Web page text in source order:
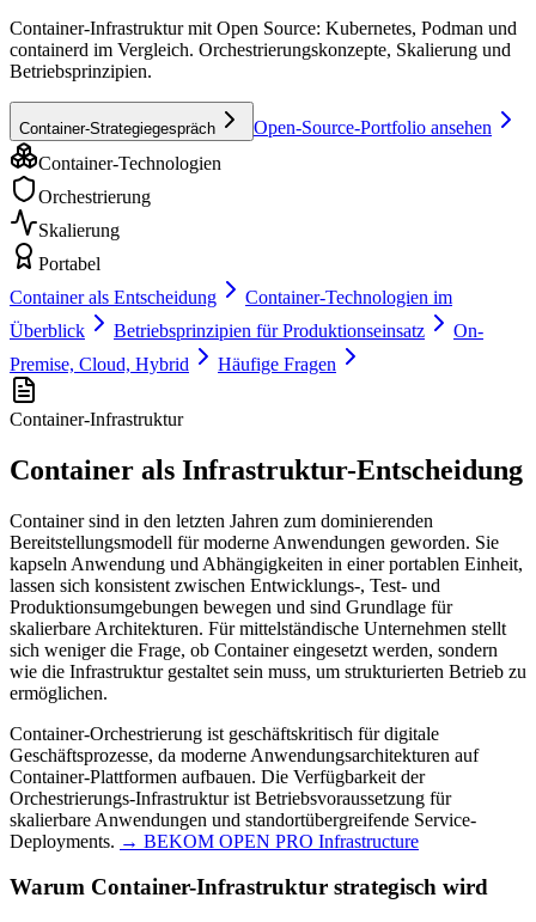
Container-Infrastruktur mit Open Source: Kubernetes, Podman und
containerd im Vergleich. Orchestrierungskonzepte, Skalierung und
Betriebsprinzipien.
Container-Strategiegespräch
Open-Source-Portfolio ansehen
Container-Technologien
Orchestrierung
Skalierung
Portabel
Container als Entscheidung
Container-Technologien im
Überblick
Betriebsprinzipien für Produktionseinsatz
On-
Premise, Cloud, Hybrid
Häufige Fragen
Container-Infrastruktur
Container als Infrastruktur-Entscheidung
Container sind in den letzten Jahren zum dominierenden
Bereitstellungsmodell für moderne Anwendungen geworden. Sie
kapseln Anwendung und Abhängigkeiten in einer portablen Einheit,
lassen sich konsistent zwischen Entwicklungs-, Test- und
Produktionsumgebungen bewegen und sind Grundlage für
skalierbare Architekturen. Für mittelständische Unternehmen stellt
sich weniger die Frage, ob Container eingesetzt werden, sondern
wie die Infrastruktur gestaltet sein muss, um strukturierten Betrieb zu
ermöglichen.
Container-Orchestrierung ist geschäftskritisch für digitale
Geschäftsprozesse, da moderne Anwendungsarchitekturen auf
Container-Plattformen aufbauen. Die Verfügbarkeit der
Orchestrierungs-Infrastruktur ist Betriebsvoraussetzung für
skalierbare Anwendungen und standortübergreifende Service-
Deployments. → BEKOM OPEN PRO Infrastructure
Warum Container-Infrastruktur strategisch wird